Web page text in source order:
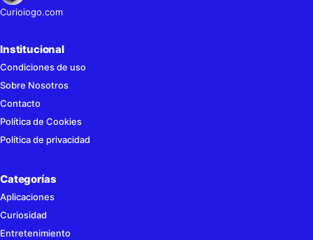
Curioiogo.com
Institucional
Condiciones de uso
Sobre Nosotros
Contacto
Política de Cookies
Política de privacidad
Categorías
Aplicaciones
Curiosidad
Entretenimiento